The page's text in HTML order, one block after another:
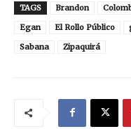
TAGS Brandon
Egan
El Rollo Público
Sabana
Zipaquirá